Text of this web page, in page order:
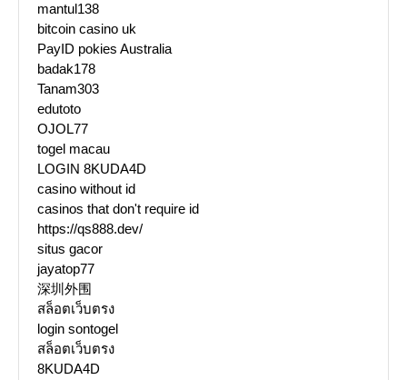
mantul138
bitcoin casino uk
PayID pokies Australia
badak178
Tanam303
edutoto
OJOL77
togel macau
LOGIN 8KUDA4D
casino without id
casinos that don't require id
https://qs888.dev/
situs gacor
jayatop77
深圳外围
สล็อตเว็บตรง
login sontogel
สล็อตเว็บตรง
8KUDA4D